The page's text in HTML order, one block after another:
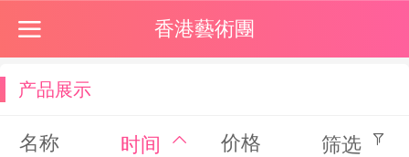
香港藝術團
产品展示
名称 时间 价格 筛选